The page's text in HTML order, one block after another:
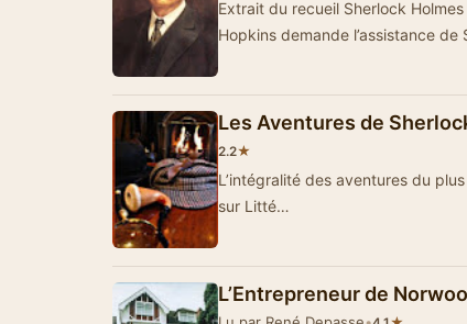
Extrait du recueil Sherlock
Hopkins demande l’assistance
Les Aventures de
2.2★
L’intégralité des aventures du
sur Litté…
L’Entrepreneur de